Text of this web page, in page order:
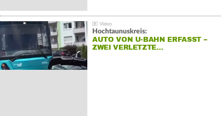
Hochtaunuskreis:
AUTO VON U-BAHN ERFASST –
ZWEI VERLETZTE…